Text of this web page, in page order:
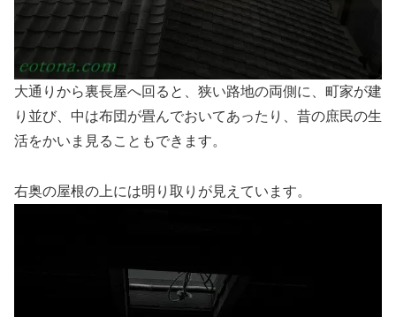
大通りから裏長屋へ回ると、狭い路地の両側に、町家が建
り並び、中は布団が畳んでおいてあったり、昔の庶民の生
活をかいま見ることもできます。
右奥の屋根の上には明り取りが見えています。